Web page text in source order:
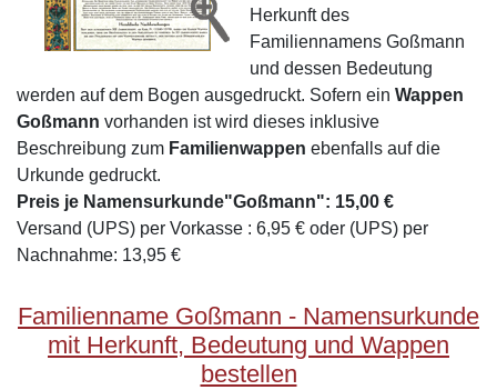
Herkunft des
Familiennamens Goßmann
und dessen Bedeutung
werden auf dem Bogen ausgedruckt. Sofern ein Wappen
Goßmann vorhanden ist wird dieses inklusive
Beschreibung zum Familienwappen ebenfalls auf die
Urkunde gedruckt.
Preis je Namensurkunde"Goßmann": 15,00 €
Versand (UPS) per Vorkasse : 6,95 € oder (UPS) per
Nachnahme: 13,95 €
Familienname Goßmann - Namensurkunde
mit Herkunft, Bedeutung und Wappen
bestellen